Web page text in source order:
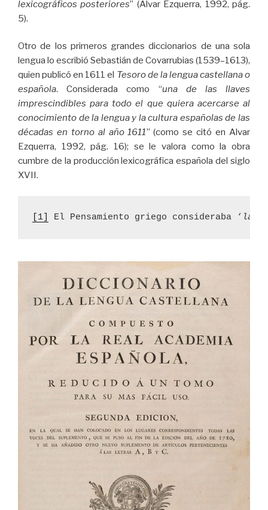
lexicográficos posteriores” (Alvar Ezquerra, 1992, pág.
5).
Otro de los primeros grandes diccionarios de una sola
lengua lo escribió Sebastián de Covarrubias (1539–1613),
quien publicó en 1611 el Tesoro de la lengua castellana o
española. Considerada como “una de las llaves
imprescindibles para todo el que quiera acercarse al
conocimiento de la lengua y la cultura españolas de las
décadas en torno al año 1611” (como se citó en Alvar
Ezquerra, 1992, pág. 16); se le valora como la obra
cumbre de la producción lexicográfica española del siglo
XVII.
[1] El Pensamiento griego consideraba ‘ la